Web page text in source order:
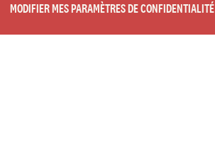
MODIFIER MES PARAMÈTRES DE CONFIDENTIALITÉ